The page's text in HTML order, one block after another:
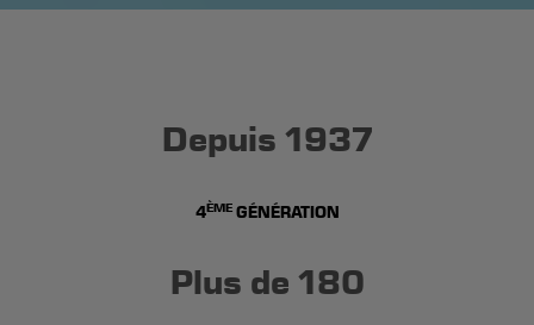
Depuis 1937
4ÈMEGÉNÉRATION
Plus de 180